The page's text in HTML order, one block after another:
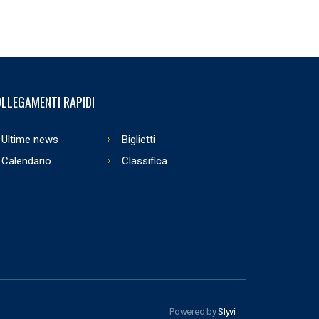
RAPIDI
Ultime news
Biglietti
Calendario
Classifica
Powered bySlyvi